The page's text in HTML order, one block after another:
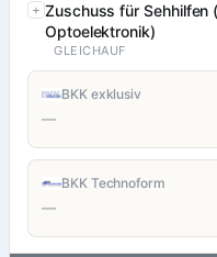
Zuschuss für Sehhilfen
Optoelektronik)
GLEICHAUF
BKK exklusiv
—
BKK Technoform
—